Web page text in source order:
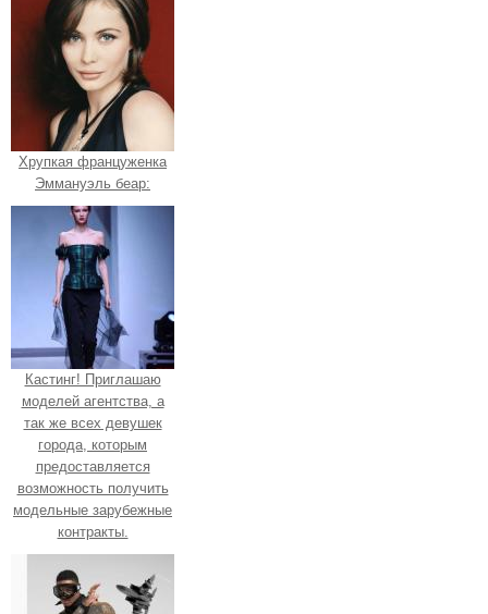
Хрупкая француженка
Эммануэль беар:
Кастинг! Приглашаю
моделей агентства, а
так же всех девушек
города, которым
предоставляется
возможность получить
модельные зарубежные
контракты.